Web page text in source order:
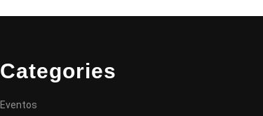
Categories
Eventos